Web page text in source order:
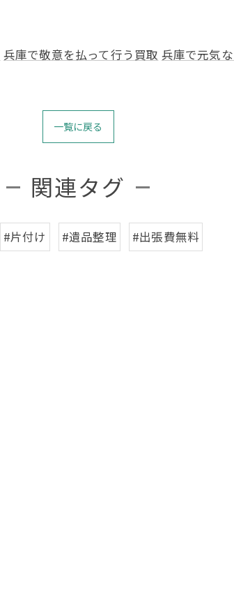
兵庫で敬意を払って行う買取 兵庫で元気
一覧に戻る
関連タグ
#片付け #遺品整理 #出張費無料